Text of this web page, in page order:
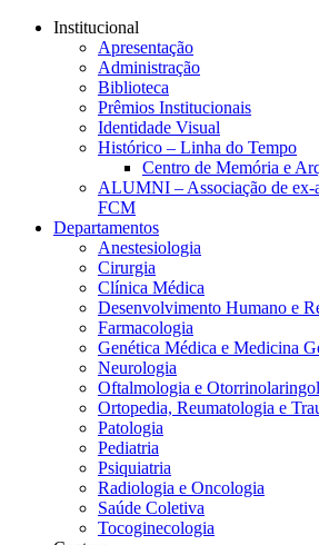
Conteúdo principal
Institucional
Apresentação
Administração
Biblioteca
Prêmios Institucionais
Identidade Visual
Histórico – Linha do Tempo
Centro de Memória e
ALUMNI – Associação de ex-
FCM
Departamentos
Anestesiologia
Cirurgia
Clínica Médica
Desenvolvimento Humano e
Farmacologia
Genética Médica e Medicina
Neurologia
Oftalmologia e
Ortopedia, Reumatologia e
Patologia
Pediatria
Psiquiatria
Radiologia e Oncologia
Saúde Coletiva
Tocoginecologia